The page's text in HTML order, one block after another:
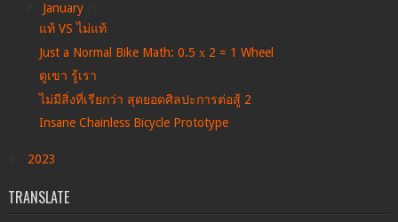
January
แท้ VS ไม่แท้
Just a Normal Bike Math: 0.5 х 2 = 1 Wheel
ดูเขา รู้เรา
ไม่มีสิ่งที่เรียกว่า สุดยอดศิลปะการต่อสู้ 2
Insane Chainless Bicycle Prototype
2023
TRANSLATE